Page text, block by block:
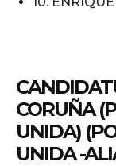
CORUÑA
UNIDA)
UNIDA -